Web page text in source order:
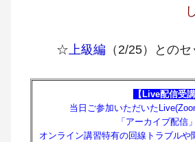
☆上級編 （2/25）との
【Live配信受
当日ご参加いただいた
「アーカイブ配信
オンライン講習特有の回線トラブル